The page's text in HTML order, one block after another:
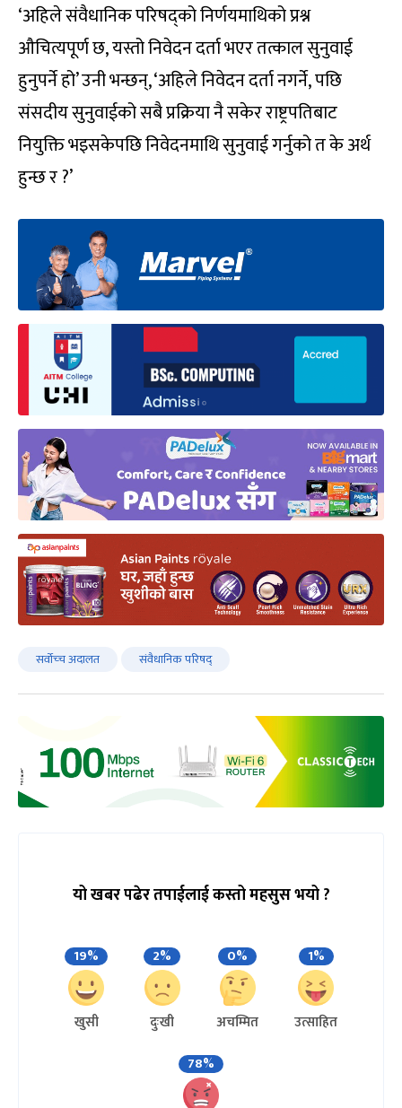
‘अहिले संवैधानिक परिषद्को निर्णयमाथिको प्रश्न
औचित्यपूर्ण छ, यस्तो निवेदन दर्ता भएर तत्काल सुनुवाई
हुनुपर्ने हो’ उनी भन्छन्, ‘अहिले निवेदन दर्ता नगर्ने, पछि
संसदीय सुनुवाईको सबै प्रक्रिया नै सकेर राष्ट्रपतिबाट
नियुक्ति भइसकेपछि निवेदनमाथि सुनुवाई गर्नुको त के अर्थ
हुन्छ र ?’
सर्वोच्‍च अदालत संवैधानिक परिषद्
यो खबर पढेर तपाईलाई कस्तो महसुस भयो ?
19%
खुसी
2%
दुःखी
0%
अचम्मित
1%
उत्साहित
78%